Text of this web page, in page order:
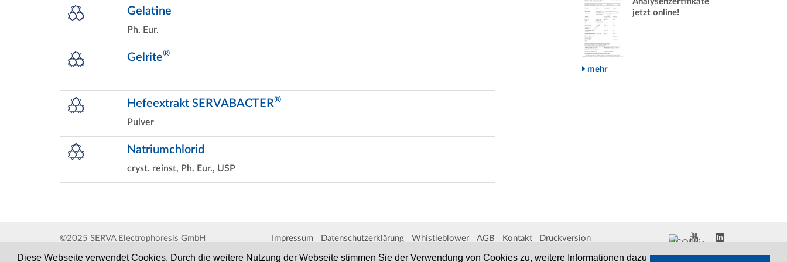
Diese Webseite verwendet Cookies. Durch die weitere Nutzung der Webseite stimmen Sie der Verwendung von Cookies zu, weitere Informationen dazu
Gelatine
Ph. Eur.
Gelrite®
Hefeextrakt SERVABACTER®
Pulver
Natriumchlorid
cryst. reinst, Ph. Eur., USP
jetzt online!
mehr
©2025 SERVA Electrophoresis GmbH Impressum Datenschutzerklärung Whistleblower AGB Kontakt Druckversion